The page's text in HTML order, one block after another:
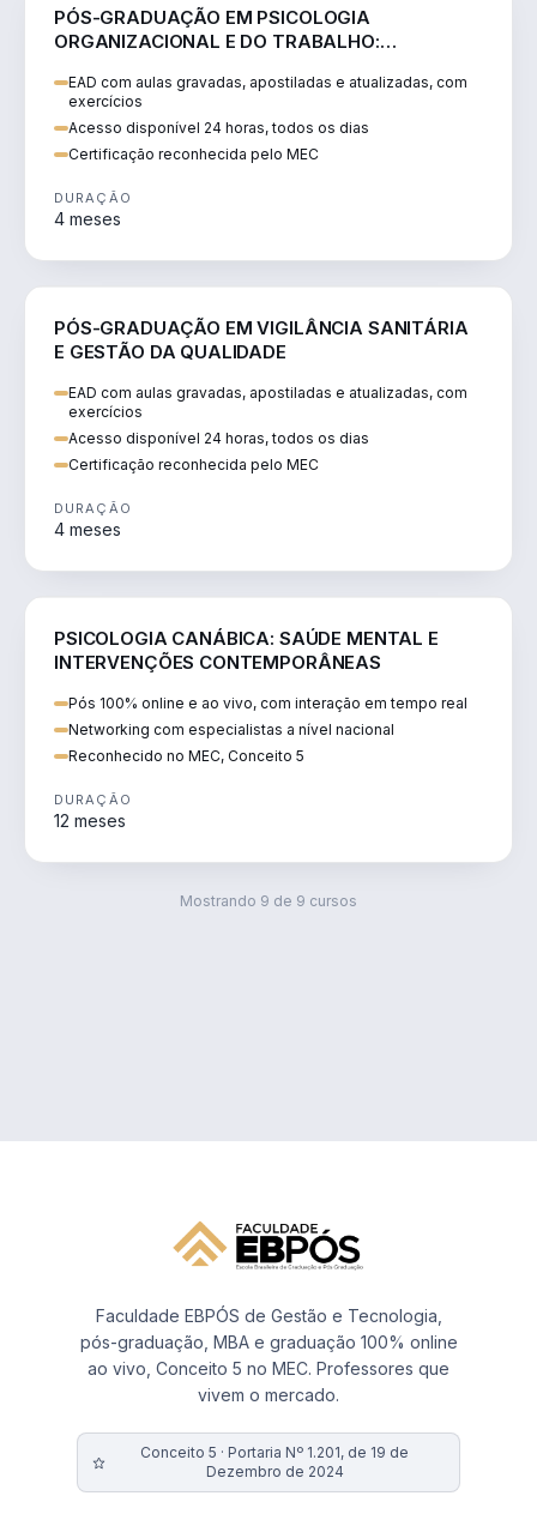
PÓS-GRADUAÇÃO EM PSICOLOGIA
ORGANIZACIONAL E DO TRABALHO:
EAD com aulas gravadas, apostiladas e atualizadas, com
exercícios
Acesso disponível 24 horas, todos os dias
Certificação reconhecida pelo MEC
DURAÇÃO
4 meses
PÓS-GRADUAÇÃO EM VIGILÂNCIA SANITÁRIA
E GESTÃO DA QUALIDADE
EAD com aulas gravadas, apostiladas e atualizadas, com
exercícios
Acesso disponível 24 horas, todos os dias
Certificação reconhecida pelo MEC
DURAÇÃO
4 meses
PSICOLOGIA CANÁBICA: SAÚDE MENTAL E
INTERVENÇÕES CONTEMPORÂNEAS
Pós 100% online e ao vivo, com interação em tempo real
Networking com especialistas a nível nacional
Reconhecido no MEC, Conceito 5
DURAÇÃO
12 meses
Mostrando 9 de 9 cursos
Faculdade EBPÓS de Gestão e Tecnologia,
pós-graduação, MBA e graduação 100% online
ao vivo, Conceito 5 no MEC. Professores que
vivem o mercado.
Conceito 5 · Portaria Nº 1.201, de 19 de
Dezembro de 2024